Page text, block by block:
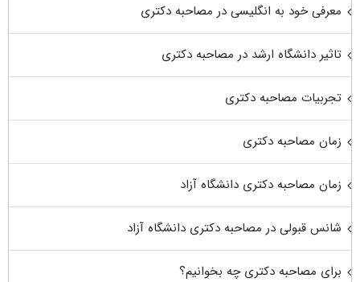
معرفی خود به انگلیسی در مصاحبه دکتری
تاثیر دانشگاه ارشد در مصاحبه دکتری
تجربیات مصاحبه دکتری
زمان مصاحبه دکتری
زمان مصاحبه دکتری دانشگاه آزاد
شانس قبولی در مصاحبه دکتری دانشگاه آزاد
برای مصاحبه دکتری چه بخوانیم؟